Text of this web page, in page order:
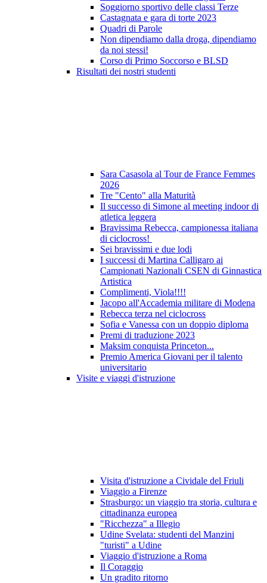
Soggiorno sportivo delle classi Terze
Castagnata e gara di torte 2023
Quadri di Parole
Non dipendiamo dalla droga, dipendiamo
da noi stessi!
Corso di Primo Soccorso e BLSD
Risultati dei nostri studenti
Sara Casasola al Tour de France Femmes
2026
Tre "Cento" alla Maturità
Il successo di Simone al meeting indoor di
atletica leggera
Bravissima Rebecca, campionessa italiana
di ciclocross!
Sei bravissimi e due lodi
I successi di Martina Calligaro ai
Campionati Nazionali CSEN di Ginnastica
Artistica
Complimenti, Viola!!!!
Jacopo all'Accademia militare di Modena
Rebecca terza nel ciclocross
Sofia e Vanessa con un doppio diploma
Premi di traduzione 2023
Maksim conquista Princeton...
Premio America Giovani per il talento
universitario
Visite e viaggi d'istruzione
Visita d'istruzione a Cividale del Friuli
Viaggio a Firenze
Strasburgo: un viaggio tra storia, cultura e
cittadinanza europea
"Ricchezza" a Illegio
Udine Svelata: studenti del Manzini
"turisti" a Udine
Viaggio d'istruzione a Roma
Il Coraggio
Un gradito ritorno